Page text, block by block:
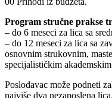
Program stručne prakse
– do 6 meseci za lica sa
– do 12 meseci za lica sa
osnovnim strukovnim,
specijalističkim
Poslodavac može podneti
najviše dva nezaposlena lica.